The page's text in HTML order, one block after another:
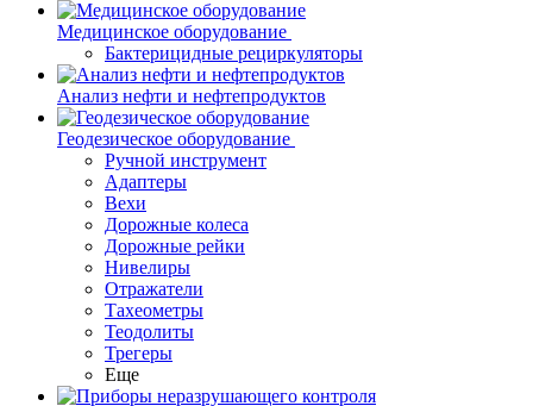
Медицинское оборудование
Бактерицидные рециркуляторы
Анализ нефти и нефтепродуктов
Геодезическое оборудование
Ручной инструмент
Адаптеры
Вехи
Дорожные колеса
Дорожные рейки
Нивелиры
Отражатели
Тахеометры
Теодолиты
Трегеры
Еще